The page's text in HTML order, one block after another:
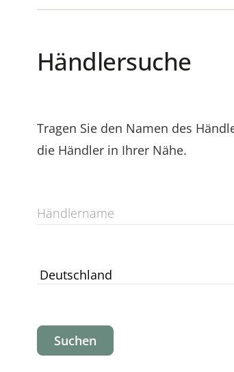
Händlersuche
Tragen Sie den Namen des
die Händler in Ihrer Nähe.
Suchen